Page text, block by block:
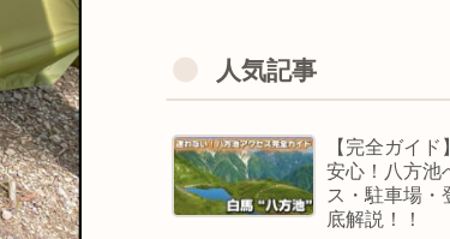
人気記事
【完全ガイ
安心！八方池
ス・駐車場・
底解説！！